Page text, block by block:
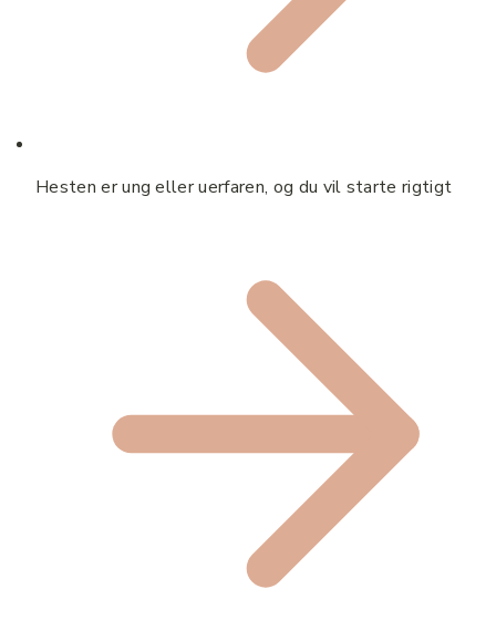
Hesten er ung eller uerfaren, og du vil starte rigtigt